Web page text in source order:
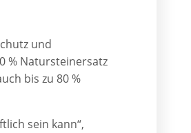
und
% Natursteinersatz
bis zu 80 %
sein kann“,